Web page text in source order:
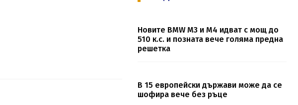
Новите BMW M3 и M4 идват с мощ до
510 к.с. и позната вече голяма предна
решетка
В 15 европейски държави може да се
шофира вече без ръце